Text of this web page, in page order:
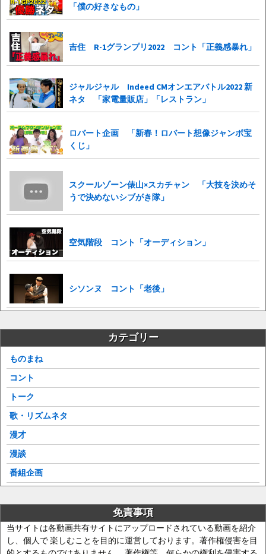
「僕の好きなもの」
吉住 R-1グランプリ2022 コント「正義感暴れ」
ジャルジャル Indeed CMオンエアバトル2022 新
ネタ 「家電量販店」「レストラン」
ロバート企画 「新春！ロバート想像ジャンボ宝
くじ」
スクールゾーン俵山×スカチャン 「大技を決めそ
うで決めないシブがき隊」
空気階段 コント「オーディション」
シソンヌ コント「老後」
カテゴリー
ものまね
コント
トーク
歌・リズムネタ
漫才
漫談
番組企画
免責事項
当サイトは各動画共有サイトにアップロードされている動画を紹介
し、個人で 楽しむことを目的に運営しております。著作権侵害を目